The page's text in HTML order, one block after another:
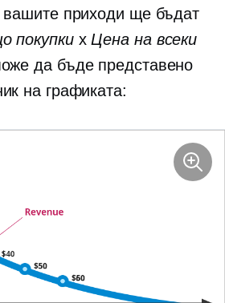
вашите приходи ще бъдат
покупки xЦена на всеки
да бъде представено
на графиката: